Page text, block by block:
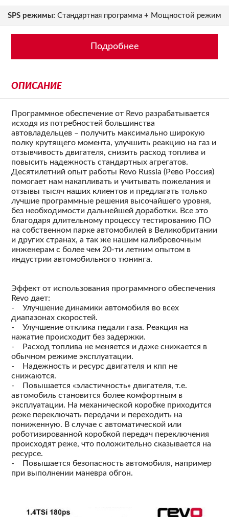
SPS режимы: Стандартная программа + Мощностой режим
Подробнее
ОПИСАНИЕ
Программное обеспечение от Revo разрабатывается
исходя из потребностей большинства
автовладельцев – получить максимально широкую
полку крутящего момента, улучшить реакцию на газ и
отзывчивость двигателя, снизить расход топлива и
повысить надежность стандартных агрегатов.
Десятилетний опыт работы Revo Russia (Рево Россия)
помогает нам накапливать и учитывать пожелания и
отзывы тысяч наших клиентов и предлагать только
лучшие программные решения высочайшего уровня,
без необходимости дальнейшей доработки. Все это
благодаря длительному процессу тестированию ПО
на собственном парке автомобилей в Великобритании
и других странах, а так же нашим калибровочным
инженерам с более чем 20-ти летним опытом в
индустрии автомобильного тюнинга.
Эффект от использования программного обеспечения
Revo дает:
- Улучшение динамики автомобиля во всех
диапазонах скоростей.
- Улучшение отклика педали газа. Реакция на
нажатие происходит без задержки.
- Расход топлива не меняется и даже снижается в
обычном режиме эксплуатации.
- Надежность и ресурс двигателя и кпп не
снижаются.
- Повышается «эластичность» двигателя, т.е.
автомобиль становится более комфортным в
эксплуатации. На механической коробке приходится
реже переключать передачи и переходить на
пониженную. В случае с автоматической или
роботизированной коробкой передач переключения
происходят реже, что положительно сказывается на
ресурсе.
- Повышается безопасность автомобиля, например
при выполнении маневра обгон.